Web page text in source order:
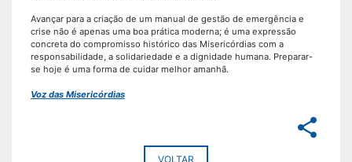
Avançar para a criação de um manual de gestão de emergência e
crise não é apenas uma boa prática moderna; é uma expressão
concreta do compromisso histórico das Misericórdias com a
responsabilidade, a solidariedade e a dignidade humana. Preparar-
se hoje é uma forma de cuidar melhor amanhã.
Voz das Misericórdias
share
VOLTAR